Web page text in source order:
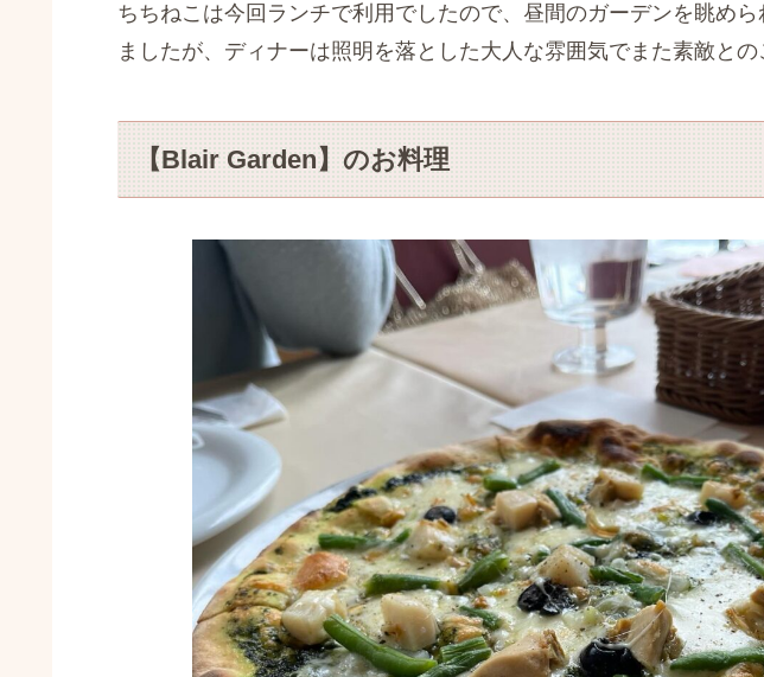
ちちねこは今回ランチで利用でしたので、昼間のガーデンを眺め
ましたが、ディナーは照明を落とした大人な雰囲気でまた素敵との
【Blair Garden】のお料理